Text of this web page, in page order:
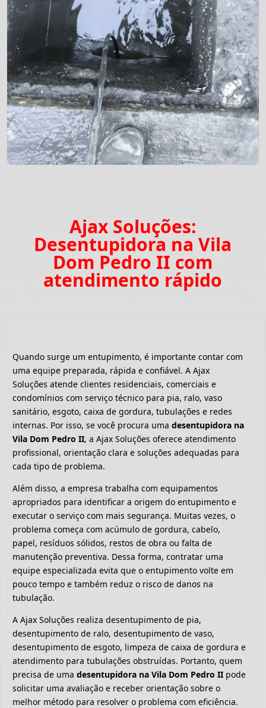
Ajax Soluções:
Desentupidora na Vila
Dom Pedro II com
atendimento rápido
Quando surge um entupimento, é importante contar com
uma equipe preparada, rápida e confiável. A Ajax
Soluções atende clientes residenciais, comerciais e
condomínios com serviço técnico para pia, ralo, vaso
sanitário, esgoto, caixa de gordura, tubulações e redes
internas. Por isso, se você procura uma desentupidora na
Vila Dom Pedro II, a Ajax Soluções oferece atendimento
profissional, orientação clara e soluções adequadas para
cada tipo de problema.
Além disso, a empresa trabalha com equipamentos
apropriados para identificar a origem do entupimento e
executar o serviço com mais segurança. Muitas vezes, o
problema começa com acúmulo de gordura, cabelo,
papel, resíduos sólidos, restos de obra ou falta de
manutenção preventiva. Dessa forma, contratar uma
equipe especializada evita que o entupimento volte em
pouco tempo e também reduz o risco de danos na
tubulação.
A Ajax Soluções realiza desentupimento de pia,
desentupimento de ralo, desentupimento de vaso,
desentupimento de esgoto, limpeza de caixa de gordura e
atendimento para tubulações obstruídas. Portanto, quem
precisa de uma desentupidora na Vila Dom Pedro II pode
solicitar uma avaliação e receber orientação sobre o
melhor método para resolver o problema com eficiência.